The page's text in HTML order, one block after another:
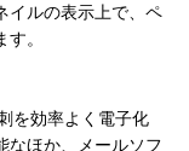
イルの表示上で、ペ
。
を効率よく電子化
なほか、メールソフ